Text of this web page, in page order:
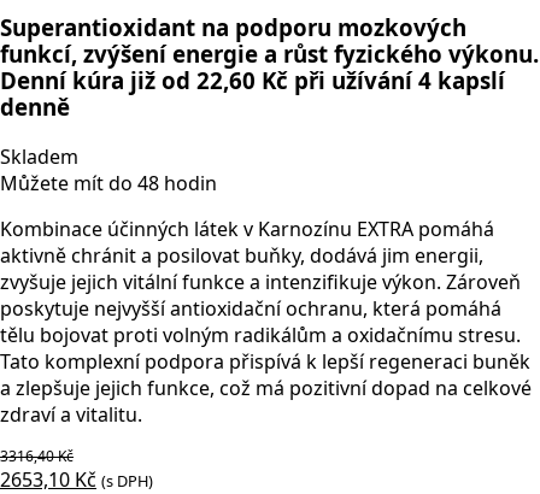
Superantioxidant na podporu mozkových
funkcí, zvýšení energie a růst fyzického výkonu.
Denní kúra již od 22,60 Kč při užívání 4 kapslí
denně
Skladem
Můžete mít do 48 hodin
Kombinace účinných látek v Karnozínu EXTRA pomáhá
aktivně chránit a posilovat buňky, dodává jim energii,
zvyšuje jejich vitální funkce a intenzifikuje výkon. Zároveň
poskytuje nejvyšší antioxidační ochranu, která pomáhá
tělu bojovat proti volným radikálům a oxidačnímu stresu.
Tato komplexní podpora přispívá k lepší regeneraci buněk
a zlepšuje jejich funkce, což má pozitivní dopad na celkové
zdraví a vitalitu.
3316,40Kč
Původní
2653,10 Kč Aktuální
(s DPH)